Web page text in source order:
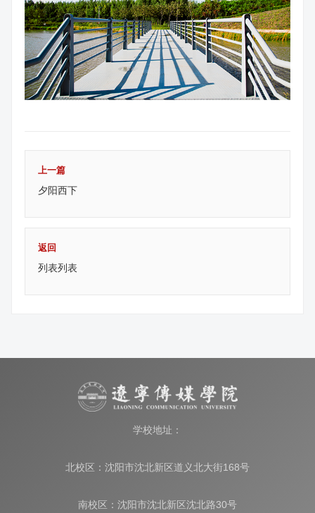
上一篇
夕阳西下
返回
列表列表
学校地址：
北校区：沈阳市沈北新区道义北大街168号
南校区：沈阳市沈北新区沈北路30号